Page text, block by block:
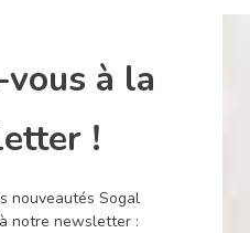
à la
!
nouveautés Sogal
notre newsletter :